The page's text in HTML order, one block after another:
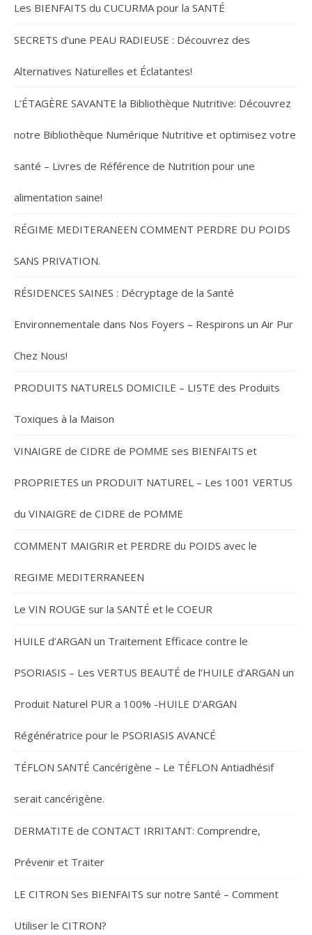
Les BIENFAITS du CUCURMA pour la SANTÉ
SECRETS d’une PEAU RADIEUSE : Découvrez des
Alternatives Naturelles et Éclatantes!
L’ÉTAGÈRE SAVANTE la Bibliothèque Nutritive: Découvrez
notre Bibliothèque Numérique Nutritive et optimisez votre
santé – Livres de Référence de Nutrition pour une
alimentation saine!
RÉGIME MEDITERANEEN COMMENT PERDRE DU POIDS
SANS PRIVATION.
RÉSIDENCES SAINES : Décryptage de la Santé
Environnementale dans Nos Foyers – Respirons un Air Pur
Chez Nous!
PRODUITS NATURELS DOMICILE – LISTE des Produits
Toxiques à la Maison
VINAIGRE de CIDRE de POMME ses BIENFAITS et
PROPRIETES un PRODUIT NATUREL – Les 1001 VERTUS
du VINAIGRE de CIDRE de POMME
COMMENT MAIGRIR et PERDRE du POIDS avec le
REGIME MEDITERRANEEN
Le VIN ROUGE sur la SANTÉ et le COEUR
HUILE d’ARGAN un Traitement Efficace contre le
PSORIASIS – Les VERTUS BEAUTÉ de l’HUILE d’ARGAN un
Produit Naturel PUR a 100% -HUILE D’ARGAN
Régénératrice pour le PSORIASIS AVANCÉ
TÉFLON SANTÉ Cancérigène – Le TÉFLON Antiadhésif
serait cancérigène.
DERMATITE de CONTACT IRRITANT: Comprendre,
Prévenir et Traiter
LE CITRON Ses BIENFAITS sur notre Santé – Comment
Utiliser le CITRON?